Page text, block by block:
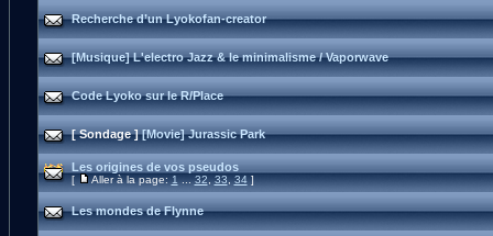
Recherche d’un Lyokofan-creator
[Musique] L'electro Jazz & le minimalisme / Vaporwave
Code Lyoko sur le R/Place
[ Sondage ] [Movie] Jurassic Park
Les origines de vos pseudos
[ Aller à la page:1...32,33,34]
Les mondes de Flynne